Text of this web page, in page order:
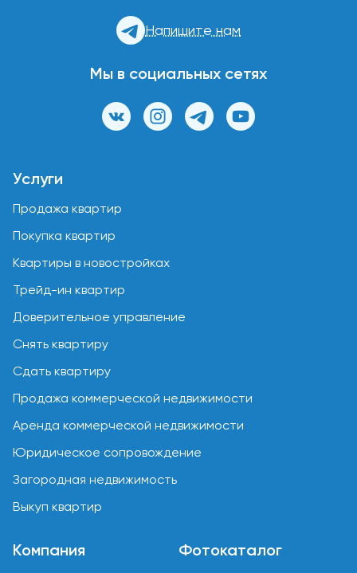
Напишите нам
Мы в социальных сетях
Услуги
Продажа квартир
Покупка квартир
Квартиры в новостройках
Трейд-ин квартир
Доверительное управление
Снять квартиру
Сдать квартиру
Продажа коммерческой недвижимости
Аренда коммерческой недвижимости
Юридическое сопровождение
Загородная недвижимость
Выкуп квартир
Компания Фотокаталог